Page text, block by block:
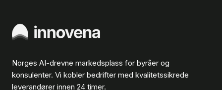
Norges AI-drevne markedsplass for byråer og
konsulenter. Vi kobler bedrifter med kvalitetssikrede
leverandører innen 24 timer.